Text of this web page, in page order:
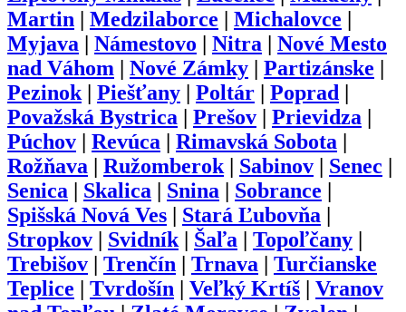
Martin | Medzilaborce | Michalovce |
Myjava | Námestovo | Nitra | Nové Mesto
nad Váhom | Nové Zámky | Partizánske |
Pezinok | Piešťany | Poltár | Poprad |
Považská Bystrica | Prešov | Prievidza |
Púchov | Revúca | Rimavská Sobota |
Rožňava | Ružomberok | Sabinov | Senec |
Senica | Skalica | Snina | Sobrance |
Spišská Nová Ves | Stará Ľubovňa |
Stropkov | Svidník | Šaľa | Topoľčany |
Trebišov | Trenčín | Trnava | Turčianske
Teplice | Tvrdošín | Veľký Krtíš | Vranov